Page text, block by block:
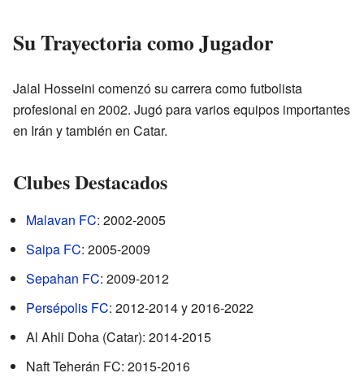
Su Trayectoria como Jugador
Jalal Hosseini comenzó su carrera como futbolista
profesional en 2002. Jugó para varios equipos importantes
en Irán y también en Catar.
Clubes Destacados
Malavan FC: 2002-2005
Saipa FC: 2005-2009
Sepahan FC: 2009-2012
Persépolis FC: 2012-2014 y 2016-2022
Al Ahli Doha (Catar): 2014-2015
Naft Teherán FC: 2015-2016